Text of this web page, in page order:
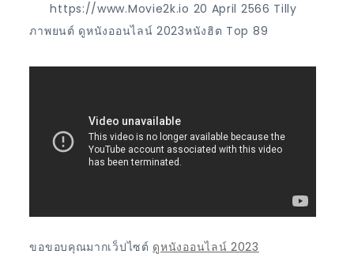
https://www.Movie2k.io 20 April 2566 Tilly
ภาพยนต์ ดูหนังออนไลน์ 2023หนังฮิต Top 89
ขอขอบคุณมากเว็ปไซต์ ดูหนังออนไลน์ 2023